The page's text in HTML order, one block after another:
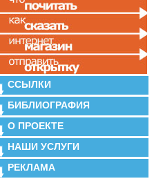
ССЫЛКИ
БИБЛИОГРАФИЯ
О ПРОЕКТЕ
НАШИ УСЛУГИ
РЕКЛАМА